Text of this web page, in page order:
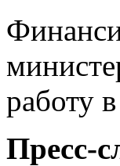
работу
Пресс-